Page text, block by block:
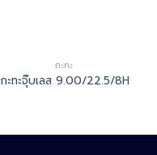
กะทะ
กะทะจุ๊บเลส 9.00/22.5/8H